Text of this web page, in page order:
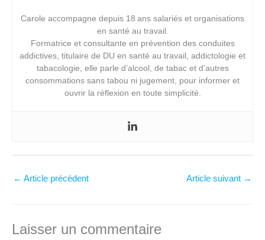
Carole accompagne depuis 18 ans salariés et organisations
en santé au travail.
Formatrice et consultante en prévention des conduites
addictives, titulaire de DU en santé au travail, addictologie et
tabacologie, elle parle d’alcool, de tabac et d’autres
consommations sans tabou ni jugement, pour informer et
ouvrir la réflexion en toute simplicité.
← Article précédent Article suivant →
Laisser un commentaire